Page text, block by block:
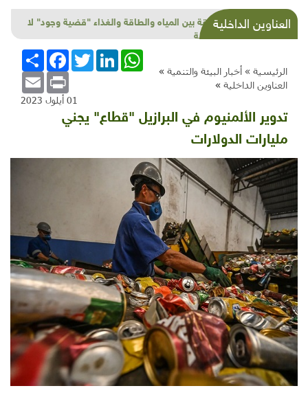
العناوين الداخليةشذرات بيئية وتنموية.. مزاد ومنصات وأولويات
وهندسة بناء وحَرّ
الرئيسية » أخبار البيئة والتنمية »
العناوين الداخلية »
انشر
FacebookTwitterLinkedInWhatsApp
Email Print
01 أيلول 2023
تدوير الألمنيوم في البرازيل "قطاع" يجني
مليارات الدولارات